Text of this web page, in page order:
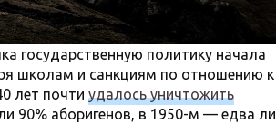
государственную политику начала
школам и санкциям по отношению к
лет почти удалось уничтожить
90% аборигенов, в 1950-м — едва ли